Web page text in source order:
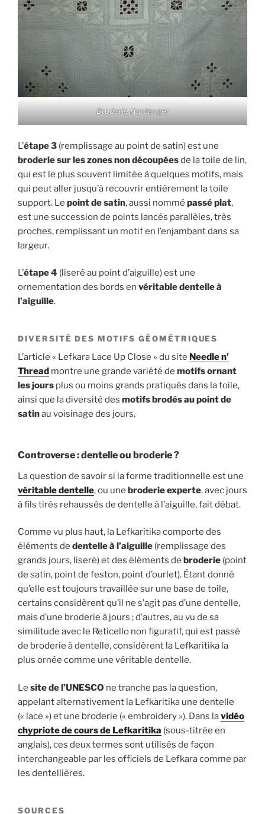
Broderie Hardanger
L’étape 3 (remplissage au point de satin) est une
broderie sur les zones non découpéesde la toile de lin,
qui est le plus souvent limitée à quelques motifs, mais
qui peut aller jusqu’à recouvrir entièrement la toile
support. Le point de satin, aussi nommé passé plat,
est une succession de points lancés parallèles, très
proches, remplissant un motif en l’enjambant dans sa
largeur.
L’étape 4 (liseré au point d’aiguille) est une
ornementation des bords en véritabledentelle à
l’aiguille.
DIVERSITÉ DES MOTIFS GÉOMÉTRIQUES
L’article « Lefkara Lace Up Close » du site Needle n’
Thread montre une grande variété de motifs ornant
les jours plus ou moins grands pratiqués dans la toile,
ainsi que la diversité des motifs brodés au point de
satinau voisinage des jours.
Controverse : dentelle ou broderie ?
La question de savoir si la forme traditionnelle est une
véritable dentelle, ou une broderie experte, avec jours
à fils tirés rehaussés de dentelle à l’aiguille, fait débat.
Comme vu plus haut, la Lefkaritika comporte des
éléments de dentelle à l’aiguille (remplissage des
grands jours, liseré) et des éléments de broderie (point
de satin, point de feston, point d’ourlet). Étant donné
qu’elle est toujours travaillée sur une base de toile,
certains considèrent qu’il ne s’agit pas d’une dentelle,
mais d’une broderie à jours ; d’autres, au vu de sa
similitude avec le Reticello non figuratif, qui est passé
de broderie à dentelle, considèrent la Lefkaritika la
plus ornée comme une véritable dentelle.
Le site de l’UNESCO ne tranche pas la question,
appelant alternativement la Lefkaritika une dentelle
(« lace ») et une broderie (« embroidery »). Dans lavidéo
chypriote de cours de Lefkaritika (sous-titrée en
anglais), ces deux termes sont utilisés de façon
interchangeable par les officiels de Lefkara comme par
les dentellières.
SOURCES